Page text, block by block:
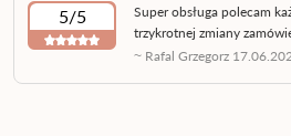
5/5
Super obsługa polecam
trzykrotnej zmiany
~ Rafal Grzegorz